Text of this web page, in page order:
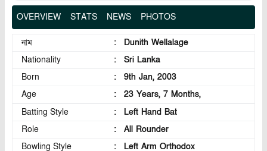
OVERVIEW STATS NEWS PHOTOS
নাম :
Dunith Wellalage
Nationality
:
Sri Lanka
Born
:
9th Jan, 2003
Age
:
23 Years, 7 Months,
Batting Style
:
Left Hand Bat
Role
:
All Rounder
Bowling Style
:
Left Arm Orthodox